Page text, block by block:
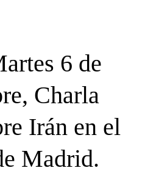
6 de
Charla
Irán en el
Madrid.